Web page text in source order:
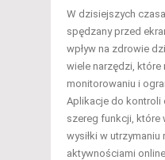
W dzisiejszych
spędzany przed
wpływ na zdrowie
wiele narzędzi,
monitorowaniu i
Aplikacje do kontroli
szereg funkcji, które
wysiłki w
aktywnościami